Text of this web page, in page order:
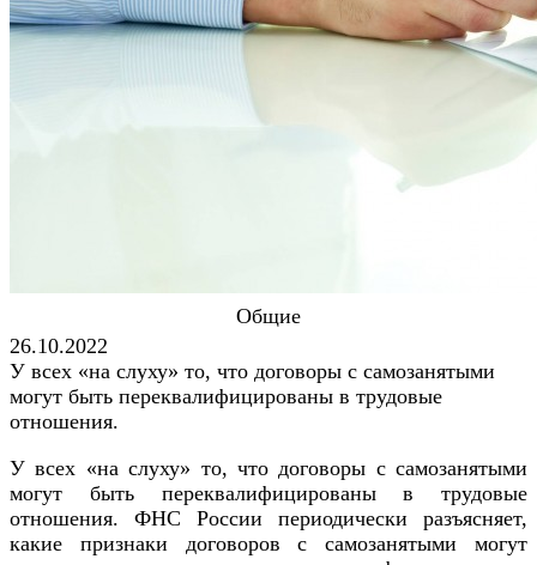
Общие
26.10.2022
У всех «на слуху» то, что договоры с самозанятыми
могут быть переквалифицированы в трудовые
отношения.
У всех «на слуху» то, что договоры с самозанятыми
могут быть переквалифицированы в трудовые
отношения. ФНС России периодически разъясняет,
какие признаки договоров с самозанятыми могут